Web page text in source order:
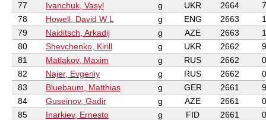
77
Ivanchuk, Vasyl g UKR 2664
7
78
Howell, David W L g ENG 2663
1
79
Naiditsch, Arkadij g AZE 2663
1
80
Shevchenko, Kirill g UKR 2662
9
81
Matlakov, Maxim g RUS 2662
0
82
Najer, Evgeniy g RUS 2662
0
83
Bluebaum, Matthias g GER 2661
9
84
Guseinov, Gadir g AZE 2661
0
85
Inarkiev, Ernesto g FID 2661
0